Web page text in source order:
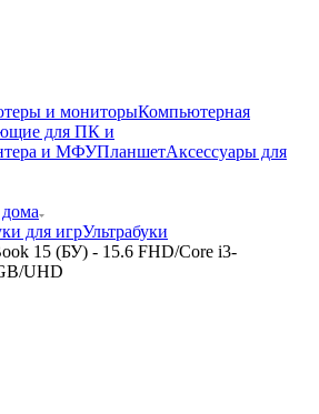
и мониторыКомпьютерная
для ПК и
и МФУПланшетАксессуары для
для игрУльтрабуки
15 (БУ) - 15.6 FHD/Core i3-
UHD